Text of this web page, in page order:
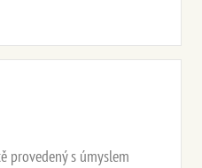
provedený s úmyslem